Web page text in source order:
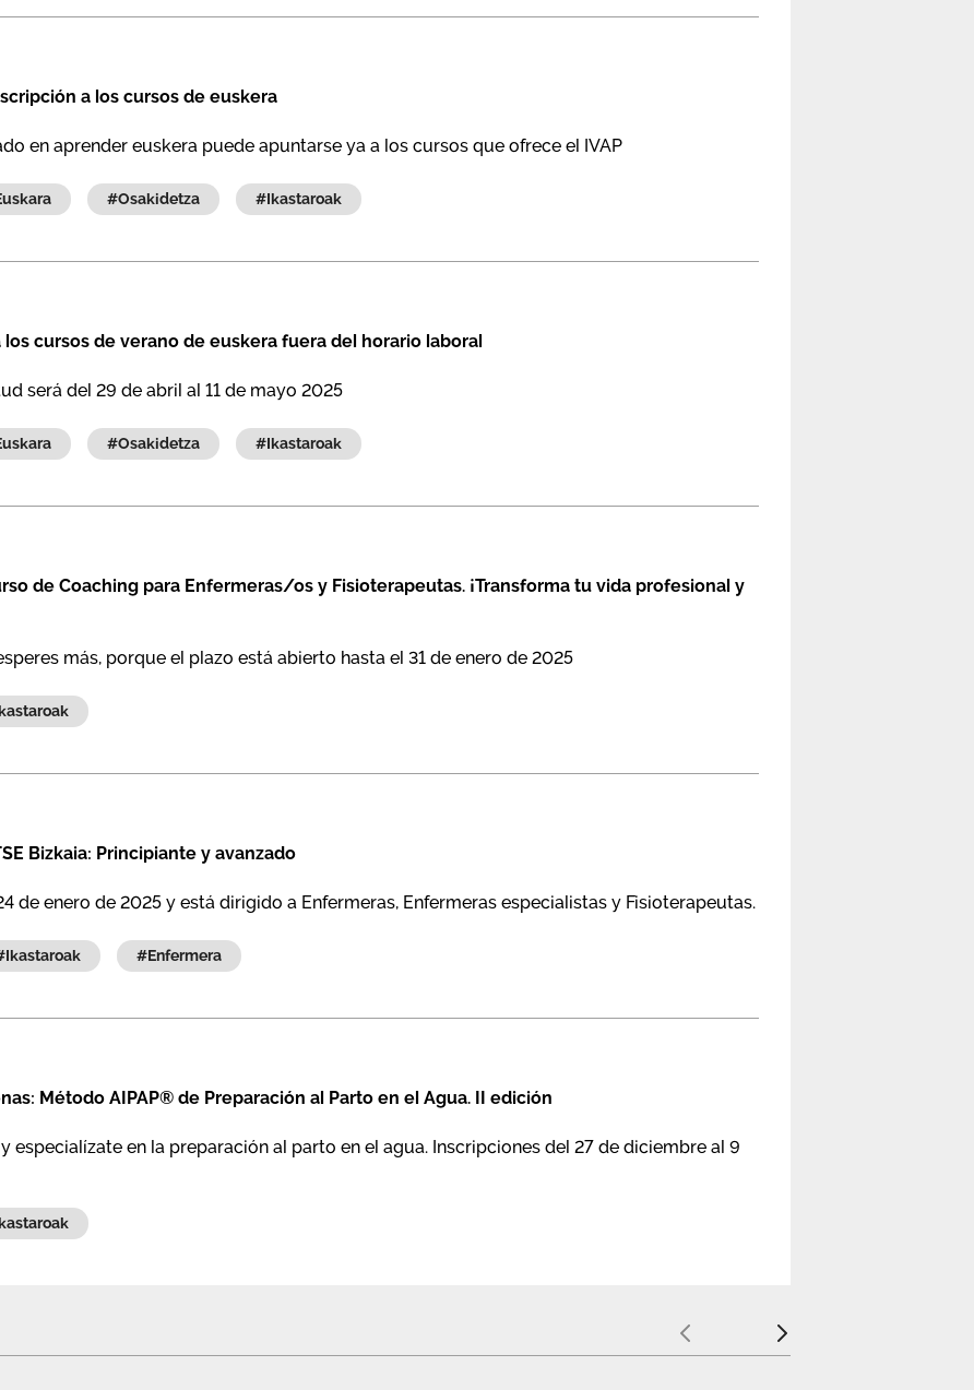
a los cursos de euskera
en aprender euskera puede apuntarse ya a los cursos que ofrece el IVAP
#euskara #osakidetza #ikastaroak
cursos de verano de euskera fuera del horario laboral
será del 29 de abril al 11 de mayo 2025
#euskara #osakidetza #ikastaroak
de Coaching para Enfermeras/os y Fisioterapeutas. ¡Transforma tu vida profesional y
más, porque el plazo está abierto hasta el 31 de enero de 2025
Bizkaia: Principiante y avanzado
de enero de 2025 y está dirigido a Enfermeras, Enfermeras especialistas y Fisioterapeutas.
#ikastaroak #enfermera
Método AIPAP® de Preparación al Parto en el Agua. II edición
especialízate en la preparación al parto en el agua. Inscripciones del 27 de diciembre al 9
Anterior Siguiente